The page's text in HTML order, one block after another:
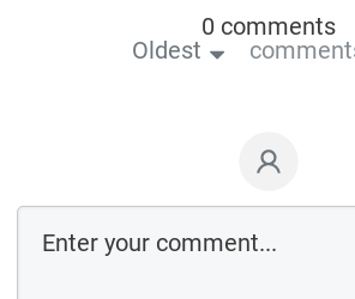
0 comments
Oldest